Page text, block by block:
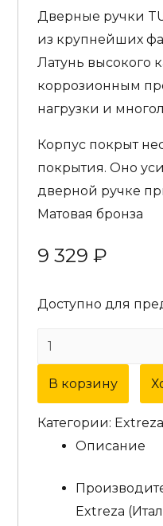
Дверные ручки
из крупнейших
Латунь высокого
коррозионным
нагрузки и
Корпус покрыт
покрытия. Оно
дверной ручке
Матовая бронза
9 329 ₽
Доступно для
Количество
товара
Дверная
ручка
Extreza
"TUBA"
В корзину
Категории:
Описание
Extreza